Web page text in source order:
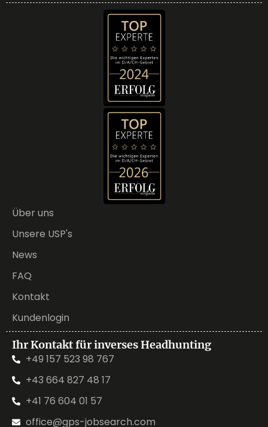
Über uns
Unsere USP's
News
FAQ
Kontakt
Kundenlogin
Ihr Kontakt für inverses Headhunting
+49 157 523 98 767
+43 664 827 48 17
+41 76 604 01 57
office@gps-jobsearch.com